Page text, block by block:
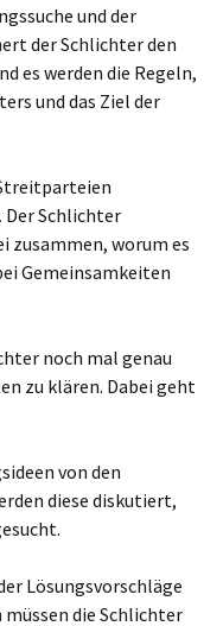
und der
der Schlichter den
es werden die Regeln,
und das Ziel der
Der Schlichter
zusammen, worum es
Gemeinsamkeiten
noch mal genau
zu klären. Dabei geht
von den
diese diskutiert,
Lösungsvorschläge
die Schlichter